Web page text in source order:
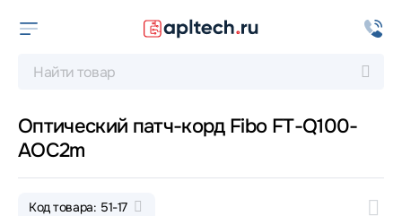
Оптический патч-корд Fibo FT-Q100-
AOC2m
Код товара: 51-17